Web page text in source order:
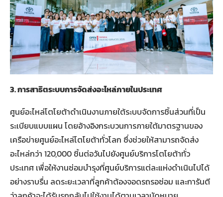
3.การสาธิตระบบการจัดส่งอะไหล่ภายในประเทศ
ศูนย์อะไหล่โตโยต้าดำเนินงานภายใต้ระบบจัดการชิ้นส่วนที่เป็น
ระเบียบแบบแผน โดยอ้างอิงกระบวนการภายใต้มาตรฐานของ
เครือข่ายศูนย์อะไหล่โตโยต้าทั่วโลก ซึ่งช่วยให้สามารถจัดส่ง
อะไหล่กว่า 120,000 ชิ้นต่อวันไปยังศูนย์บริการโตโยต้าทั่ว
ประเทศ เพื่อให้งานซ่อมบำรุงที่ศูนย์บริการแต่ละแห่งดำเนินไปได้
อย่างราบรื่น ลดระยะเวลาที่ลูกค้าต้องจอดรถรอซ่อม และการันตี